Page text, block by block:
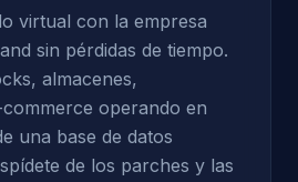
virtual con la empresa
sin pérdidas de tiempo.
almacenes,
operando en
una base de datos
de los parches y las